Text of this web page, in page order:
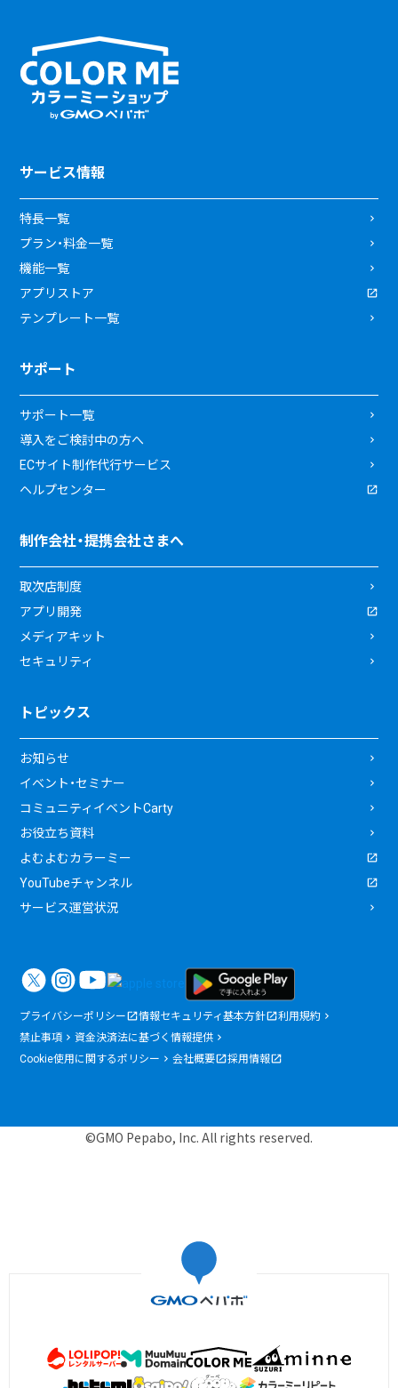
サービス情報
特長一覧
プラン・料金一覧
機能一覧
アプリストア
テンプレート一覧
サポート
サポート一覧
導入をご検討中の方へ
ECサイト制作代行サービス
ヘルプセンター
制作会社・提携会社さまへ
取次店制度
アプリ開発
メディアキット
セキュリティ
トピックス
お知らせ
イベント・セミナー
コミュニティイベントCarty
お役立ち資料
よむよむカラーミー
YouTubeチャンネル
サービス運営状況
プライバシーポリシー 情報セキュリティ基本方針
利用規約
禁止事項
資金決済法に基づく情報提供
Cookie使用に関するポリシー
会社概要 採用情報
©GMO Pepabo, Inc. All rights reserved.